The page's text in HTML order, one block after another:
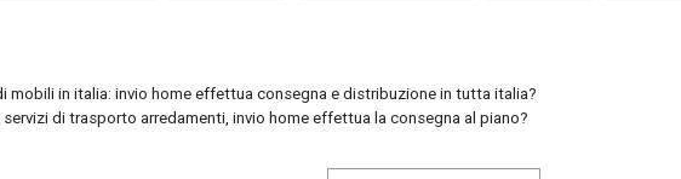
mobili in italia: invio home effettua consegna e distribuzione in tutta italia?
servizi di trasporto arredamenti, invio home effettua la consegna al piano?